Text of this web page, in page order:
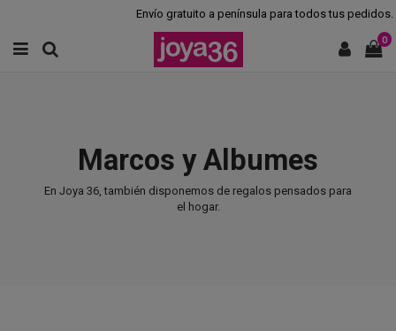
Envío gratuito a península para todos tus pedidos.
0
Marcos y Albumes
En Joya 36, también disponemos de regalos pensados para
el hogar.